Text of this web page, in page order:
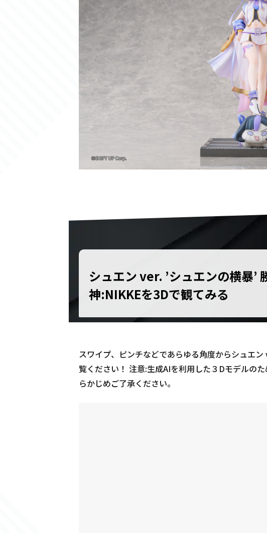
シュエン ver. ’シュエンの横暴’
神:NIKKEを3Dで観てみる
スワイプ、ピンチなどであらゆる角度からシュエ
覧ください！ 注意:生成AIを利用した３Dモデルの
らかじめご了承ください。